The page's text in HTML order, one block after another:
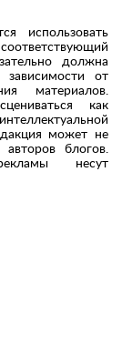
использовать
должна
от
материалов.
как
может не
блогов.
несут